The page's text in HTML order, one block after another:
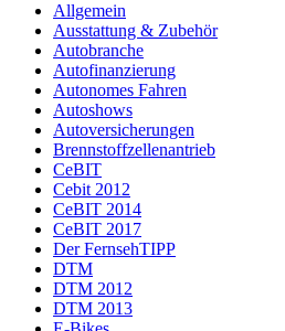
Allgemein
Ausstattung & Zubehör
Autobranche
Autofinanzierung
Autonomes Fahren
Autoshows
Autoversicherungen
Brennstoffzellenantrieb
CeBIT
Cebit 2012
CeBIT 2014
CeBIT 2017
Der FernsehTIPP
DTM
DTM 2012
DTM 2013